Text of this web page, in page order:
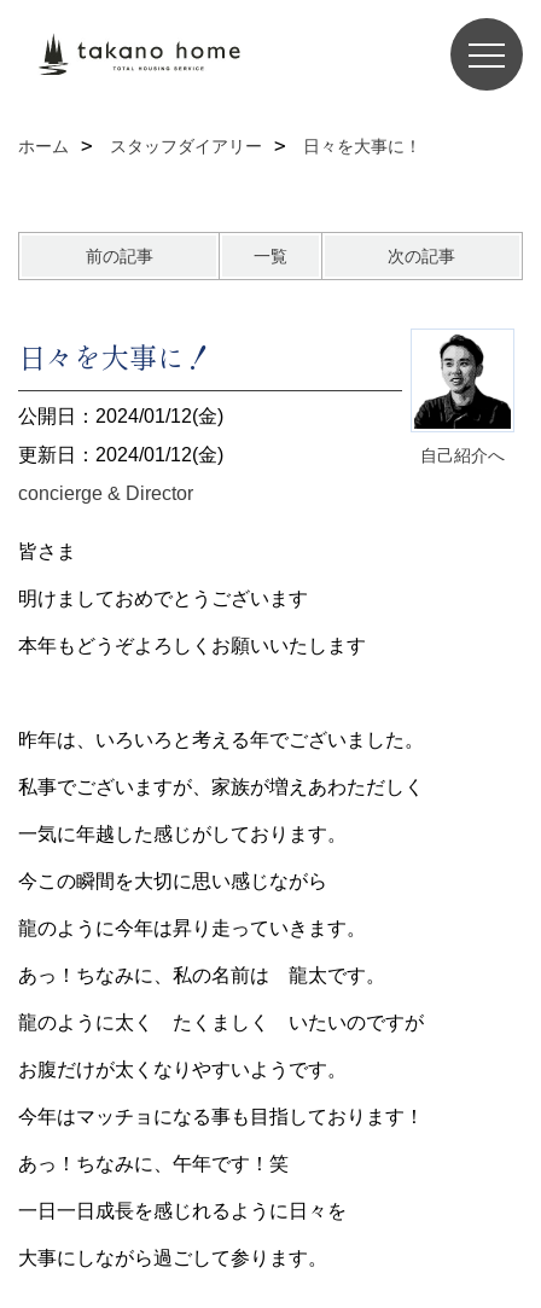
ホーム スタッフダイアリー 日々を大事に！
前の記事 一覧 次の記事
自己紹介へ
日々を大事に！
公開日：2024/01/12(金)
更新日：2024/01/12(金)
concierge & Director
皆さま
明けましておめでとうございます
本年もどうぞよろしくお願いいたします
昨年は、いろいろと考える年でございました。
私事でございますが、家族が増えあわただしく
一気に年越した感じがしております。
今この瞬間を大切に思い感じながら
龍のように今年は昇り走っていきます。
あっ！ちなみに、私の名前は 龍太です。
龍のように太く たくましく いたいのですが
お腹だけが太くなりやすいようです。
今年はマッチョになる事も目指しております！
あっ！ちなみに、午年です！笑
一日一日成長を感じれるように日々を
大事にしながら過ごして参ります。